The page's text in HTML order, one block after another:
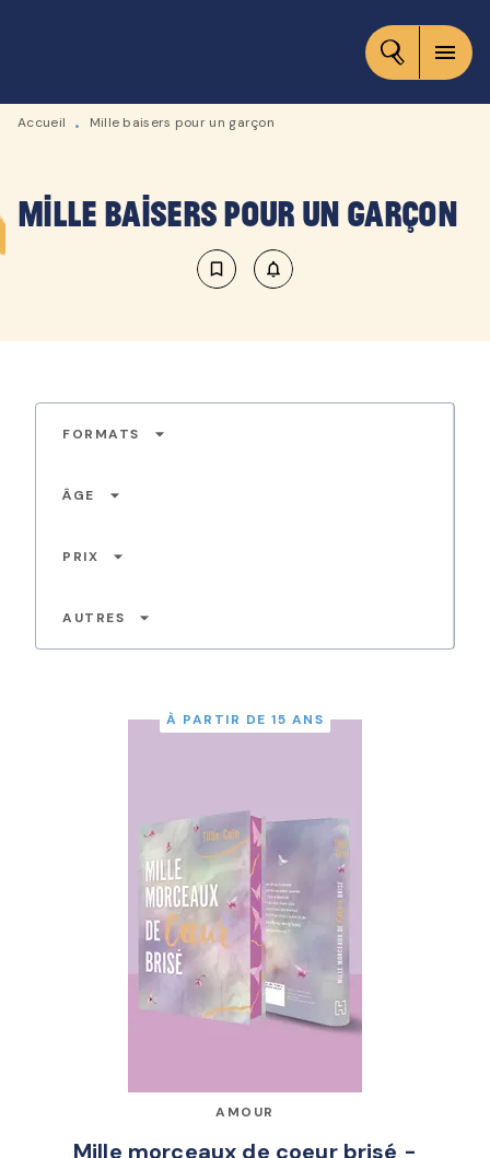
CONTENU
menu
Accueil • Mille baisers pour un garçon
Mille baisers pour un garçon
bookmark_border notifications_none_outlined
FORMATS arrow_drop_down
ÂGE arrow_drop_down
PRIX arrow_drop_down
AUTRES arrow_drop_down
À PARTIR DE 15 ANS
AMOUR
Mille morceaux de coeur brisé -